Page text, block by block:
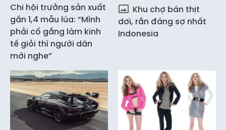
Chi hội trưởng sản xuất
gần 1,4 mẫu lúa: “Mình
phải cố gắng làm kinh
tế giỏi thì người dân
mới nghe”
Khu chợ bán thịt
dơi, rắn đáng sợ nhất
Indonesia